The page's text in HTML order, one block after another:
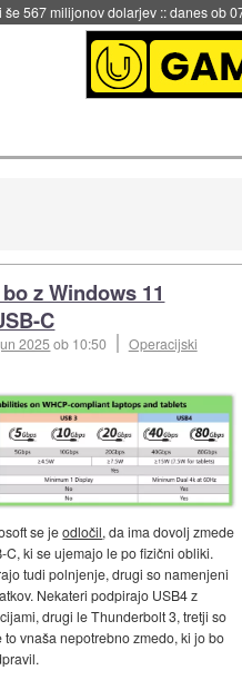
še 567 milijonov dolarjev ::danes ob
z Windows 11
C
2025ob 10:50
Operacijski
se jeodločil, da ima dovolj zmede
C, ki se ujemajo le po fizični obliki.
tudi polnjenje, drugi so namenjeni
Nekateri podpirajo USB4 z
drugi le Thunderbolt 3, tretji so
to vnaša nepotrebno zmedo, ki jo bo